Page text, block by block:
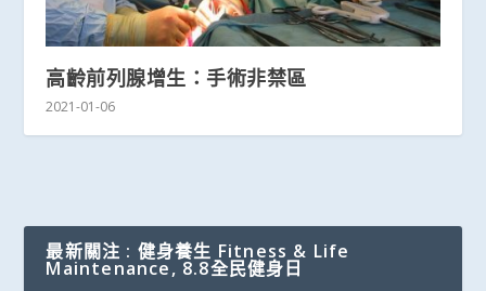
高齡前列腺增生：手術非禁區
2021-01-06
最新關注 : 健身養生 Fitness & Life
Maintenance, 8.8全民健身日